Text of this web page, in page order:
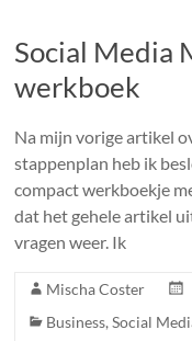
Social Media
werkboek
Na mijn vorige artikel
stappenplan heb ik
compact werkboekje
dat het gehele artikel
vragen weer. Ik
Mischa Coster
Business,Social